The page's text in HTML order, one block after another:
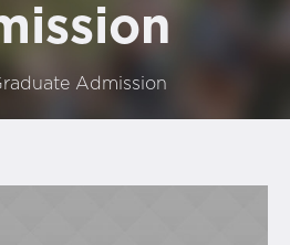
Admission